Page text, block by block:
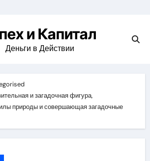
и Капитал
Деньги в Действии
и загадочная фигура,
природы и совершающая загадочные